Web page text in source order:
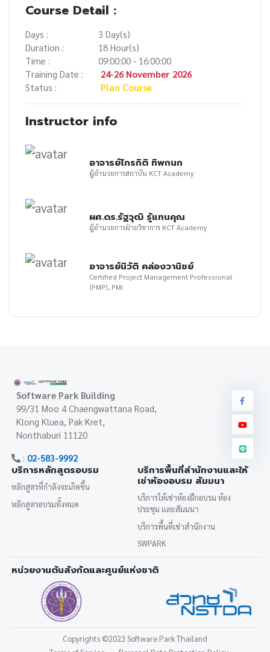
Course Detail :
Days :
3 Day(s)
Duration :
18 Hour(s)
Time :
09:00:00 - 16:00:00
Training Date :
24-26 November 2026
Status :
Plan Course
Instructor info
อาจารย์ไกรกิติ ทิพกนก
ผู้อำนวยการสถาบัน KCT Academy
ผศ.ดร.รัฐวุฒิ รู้แทนคุณ
ผู้อำนวยการฝ่ายวิชาการ KCT Academy
อาจารย์นิวัติ คล่องวานิชย์
Certified Project Management Professional
(PMP), PMI
Software Park Building
99/31 Moo 4 Chaengwattana Road,
Klong Kluea, Pak Kret,
Nonthaburi 11120
: 02-583-9992
บริการหลักสูตรอบรม
หลักสูตรที่กำลังจะเกิดขึ้น
หลักสูตรอบรมทั้งหมด
บริการพื้นที่สำนักงานและให้
เช่าห้องอบรม สัมมนา
บริการให้เช่าห้องฝึกอบรม ห้อง
ประชุม และสัมมนา
บริการพื้นที่เช่าสำนักงาน
SWPARK
หน่วยงานต้นสังกัดและศูนย์แห่งชาติ
Copyrights ©2023 Software Park Thailand